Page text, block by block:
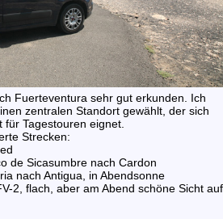
Fuerteventura sehr gut erkunden. Ich
zentralen Standort gewählt, der sich
Tagestouren eignet.
Strecken:
de Sicasumbre nach Cardon
nach Antigua, in Abendsonne
2, flach, aber am Abend schöne Sicht auf